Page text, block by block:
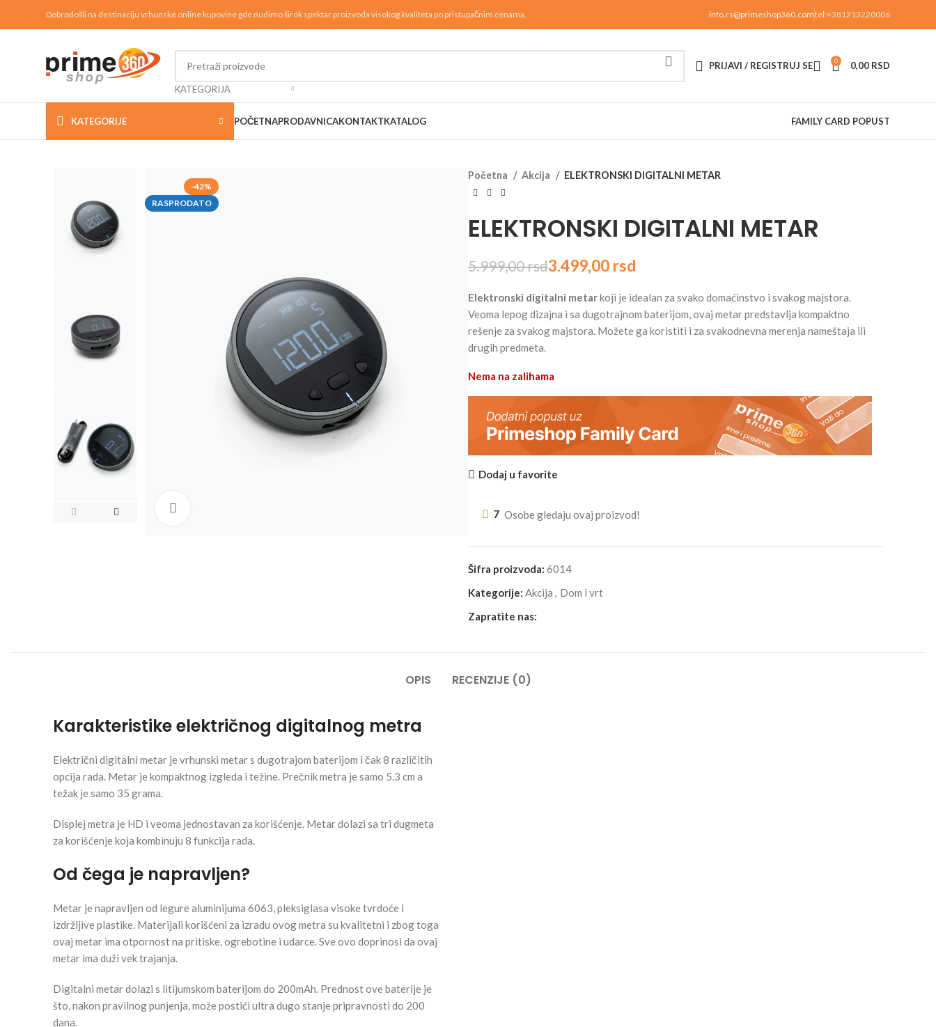
Dobrodošli na destinaciju vrhunske online kupovine gde nudimo širok spektar proizvoda visokog kvaliteta po pristupačnim cenama. info.rs@primeshop360.comtel:+381213220006
KATEGORIJA
PRIJAVI / REGISTRUJ SE 0 0,00 RSD
KATEGORIJE POČETNAPRODAVNICAKONTAKTKATALOG FAMILY CARD POPUST
-42%
RASPRODATO
Početna Akcija ELEKTRONSKI DIGITALNI METAR
rsd
ELEKTRONSKI DIGITALNI METAR
5.999,00rsd3.499,00 rsd
Elektronski digitalni metarkoji je idealan za svako domaćinstvo i svakog majstora.
Veoma lepog dizajna i sa dugotrajnom baterijom, ovaj metar predstavlja kompaktno
rešenje za svakog majstora. Možete ga koristiti i za svakodnevna merenja nameštaja ili
drugih predmeta.
Nema na zalihama
Dodaj u favorite
7 Osobe gledaju ovaj proizvod!
Šifra proizvoda: 6014
Kategorije: Akcija
Dom i vrt
Zapratite nas:
OPIS RECENZIJE (0)
Karakteristike električnog digitalnog metra
Električni digitalni metar je vrhunski metar s dugotrajom baterijom i čak 8 različitih
opcija rada. Metar je kompaktnog izgleda i težine. Prečnik metra je samo 5.3 cm a
težak je samo 35 grama.
Displej metra je HD i veoma jednostavan za korišćenje. Metar dolazi sa tri dugmeta
za korišćenje koja kombinuju 8 funkcija rada.
Od čega je napravljen?
Metar je napravljen od legure aluminijuma 6063, pleksiglasa visoke tvrdoće i
izdržljive plastike. Materijali korišćeni za izradu ovog metra su kvalitetni i zbog toga
ovaj metar ima otpornost na pritiske, ogrebotine i udarce. Sve ovo doprinosi da ovaj
metar ima duži vek trajanja.
Digitalni metar dolazi s litijumskom baterijom do 200mAh. Prednost ove baterije je
što, nakon pravilnog punjenja, može postići ultra dugo stanje pripravnosti do 200
dana.